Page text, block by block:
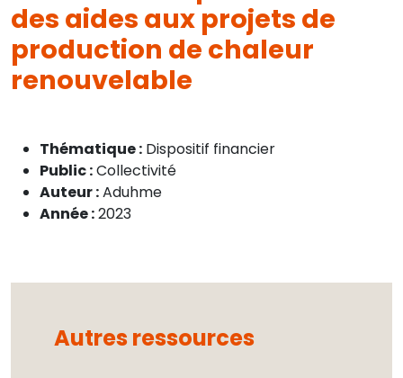
des aides aux projets de
production de chaleur
renouvelable
Thématique : Dispositif financier
Public :Collectivité
Auteur :Aduhme
Année :2023
Autres ressources